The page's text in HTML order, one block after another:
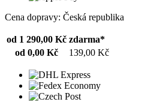
Cena dopravy: Česká republika
od 1 290,00 Kč zdarma*
od 0,00 Kč
139,00 Kč